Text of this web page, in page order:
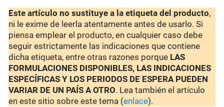
Este artículo no sustituye a la etiqueta del producto,
ni le exime de leerla atentamente antes de usarlo. Si
piensa emplear el producto, en cualquier caso debe
seguir estrictamente las indicaciones que contiene
dicha etiqueta, entre otras razones porque LAS
FORMULACIONES DISPONIBLES, LAS INDICACIONES
ESPECÍFICAS Y LOS PERIODOS DE ESPERA PUEDEN
VARIAR DE UN PAÍS A OTRO. Lea también el artículo
en este sitio sobre este tema (enlace).